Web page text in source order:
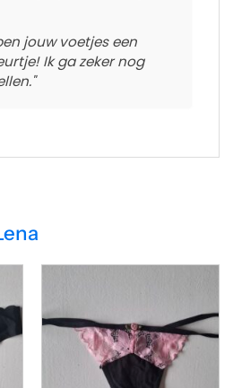
jouw voetjes een
Ik ga zeker nog